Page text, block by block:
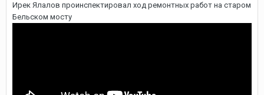
Ирек Ялалов проинспектировал ход ремонтных работ на старом
Бельском мосту